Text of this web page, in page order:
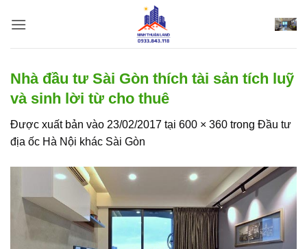
qua
Nhà đầu tư Sài Gòn thích tài sản tích luỹ
và sinh lời từ cho thuê
Được xuất bản vào 23/02/2017 tại 600 × 360 trong Đầu tư
địa ốc Hà Nội khác Sài Gòn